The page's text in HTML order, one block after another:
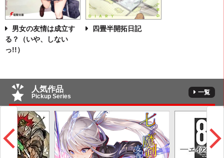
男女の友情は成立す
る？（いや、しない
っ!!）
四畳半開拓日記
人気作品
Pickup Series
一覧